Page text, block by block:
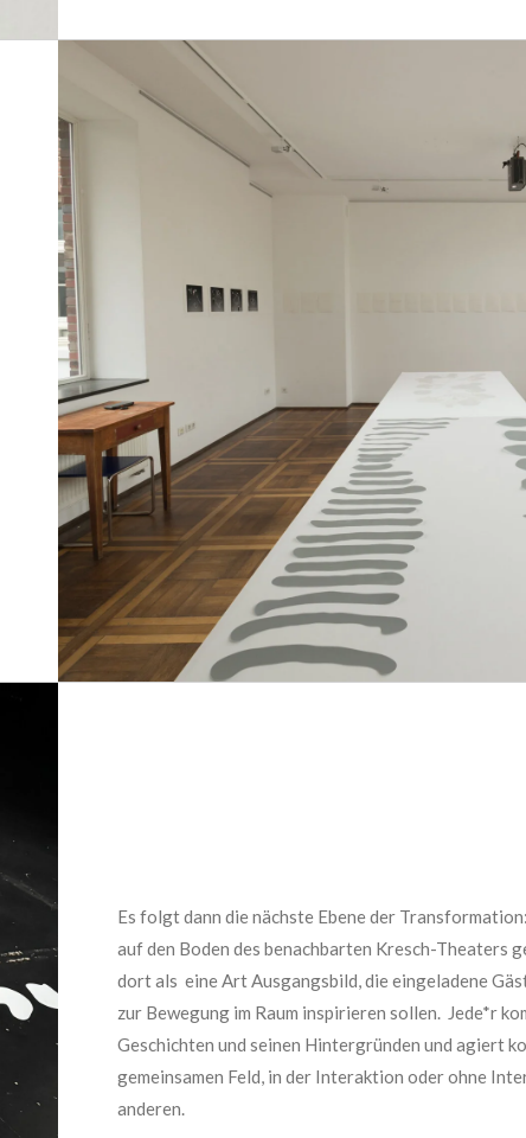
Es folgt dann die nächste Ebene der
auf den Boden des benachbarten Kresch-Theaters
dort als eine Art Ausgangsbild, die eingeladene
zur Bewegung im Raum inspirieren sollen. Jede*r
Geschichten und seinen Hintergründen und agiert
gemeinsamen Feld, in der Interaktion oder ohne
anderen.